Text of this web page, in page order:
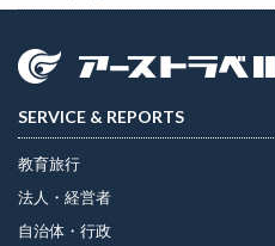
SERVICE & REPORTS
教育旅行
法人・経営者
自治体・行政